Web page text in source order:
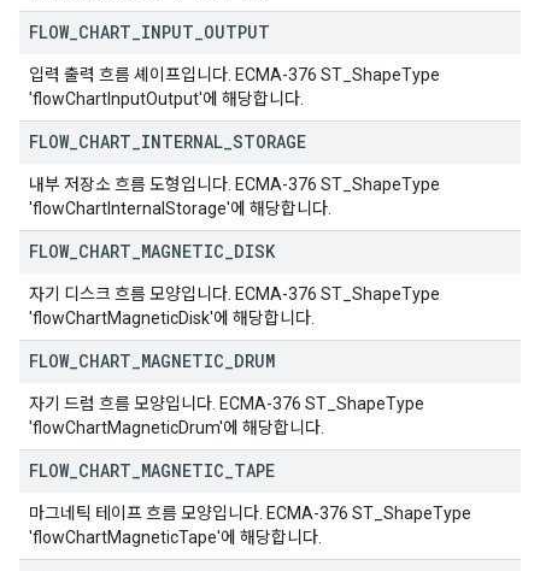
FLOW_ CHART INPUT OUTPUT
입력 출력 흐름 셰이프입니다. ECMA-376 ST_ShapeType
'flowChartInputOutput'에 해당합니다.
FLOW_ CHART INTERNAL STORAGE
내부 저장소 흐름 도형입니다. ECMA-376 ST_ShapeType
'flowChartInternalStorage'에 해당합니다.
FLOW_ CHART MAGNETIC DISK
자기 디스크 흐름 모양입니다. ECMA-376 ST_ShapeType
'flowChartMagneticDisk'에 해당합니다.
FLOW_ CHART MAGNETIC DRUM
자기 드럼 흐름 모양입니다. ECMA-376 ST_ShapeType
'flowChartMagneticDrum'에 해당합니다.
FLOW_ CHART MAGNETIC TAPE
마그네틱 테이프 흐름 모양입니다. ECMA-376 ST_ShapeType
'flowChartMagneticTape'에 해당합니다.